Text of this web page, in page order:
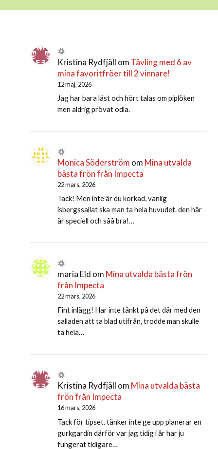
Kristina Rydfjäll om Tävling med 6 av
mina favoritfröer till 2 vinnare!
12 maj, 2026
Jag har bara läst och hört talas om piplöken
men aldrig prövat odla.
Monica Söderström om Mina utvalda
bästa frön från Impecta
22 mars, 2026
Tack! Men inte är du korkad, vanlig
isbergssallat ska man ta hela huvudet. den här
är speciell och såå bra!…
maria Eld om Mina utvalda bästa frön
från Impecta
22 mars, 2026
Fint inlägg! Har inte tänkt på det där med den
salladen att ta blad utifrån, trodde man skulle
ta hela…
Kristina Rydfjäll om Mina utvalda bästa
frön från Impecta
16 mars, 2026
Tack för tipset. tänker inte ge upp planerar en
gurkgardin därför var jag tidig i år har ju
fungerat tidigare…